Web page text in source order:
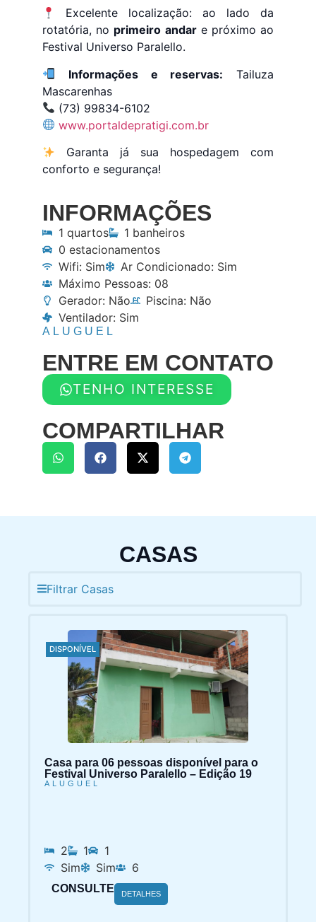
Excelente localização: ao lado da
rotatória, no primeiro andare próximo ao
Festival Universo Paralello.
Informações e reservas: Tailuza
Mascarenhas
(73) 99834-6102
www.portaldepratigi.com.br
Garanta já sua hospedagem com
conforto e segurança!
INFORMAÇÕES
1 quartos
1 banheiros
0 estacionamentos
Wifi: Sim
Ar Condicionado: Sim
Máximo Pessoas: 08
Gerador: Não
Piscina: Não
Ventilador: Sim
ALUGUEL
ENTRE EM CONTATO
TENHO INTERESSE
COMPARTILHAR
CASAS
Filtrar Casas
DISPONÍVEL
Casa para 06 pessoas disponível para o
Festival Universo Paralello – Edição 19
ALUGUEL
2 1
1
Sim
Sim 6
CONSULTE DETALHES